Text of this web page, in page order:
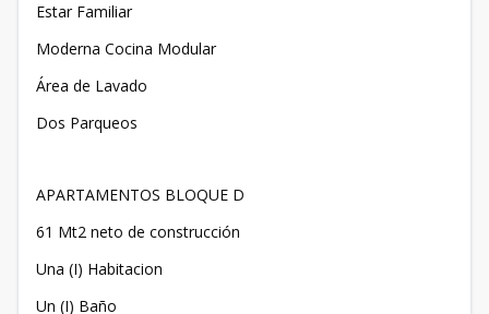
Estar Familiar
Moderna Cocina Modular
Área de Lavado
Dos Parqueos
APARTAMENTOS BLOQUE D
61 Mt2 neto de construcción
Una (I) Habitacion
Un (I) Baño